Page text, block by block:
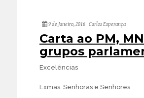
9 de Janeiro, 2016 Carlos Esperança
Carta ao PM,
grupos
Excelências
Exmas. Senhoras e Senhores